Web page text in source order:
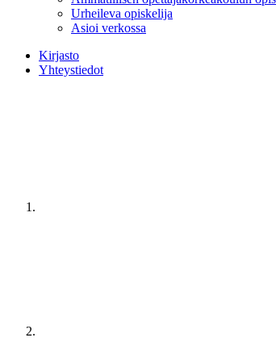
Urheileva opiskelija
Asioi verkossa
Kirjasto
Yhteystiedot